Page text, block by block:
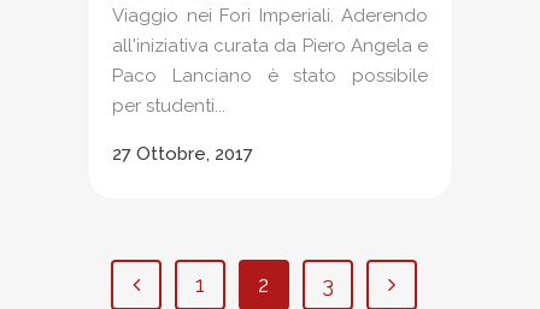
Viaggio nei Fori Imperiali. Aderendo
all'iniziativa curata da Piero Angela e
Paco Lanciano è stato possibile
per studenti...
27 Ottobre, 2017
1 2 3